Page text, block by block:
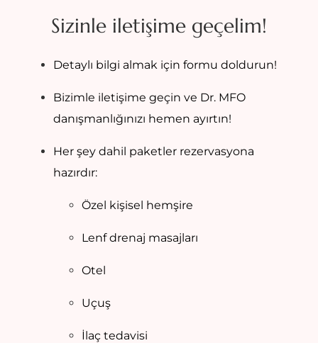
Sizinle iletişime geçelim!
Detaylı bilgi almak için formu doldurun!
Bizimle iletişime geçin ve Dr. MFO
danışmanlığınızı hemen ayırtın!
Her şey dahil paketler rezervasyona
hazırdır:
Özel kişisel hemşire
Lenf drenaj masajları
Otel
Uçuş
İlaç tedavisi